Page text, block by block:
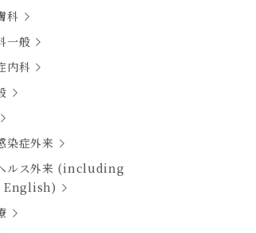
科
一般
内科
染症外来
ルス外来 (including
English)